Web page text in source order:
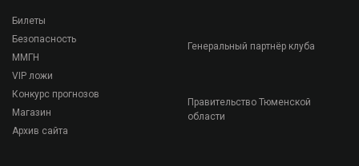
Билеты
Безопасность
ММГН
VIP ложи
Конкурс прогнозов
Магазин
Архив сайта
Генеральный партнёр клуба
Правительство Тюменской
области